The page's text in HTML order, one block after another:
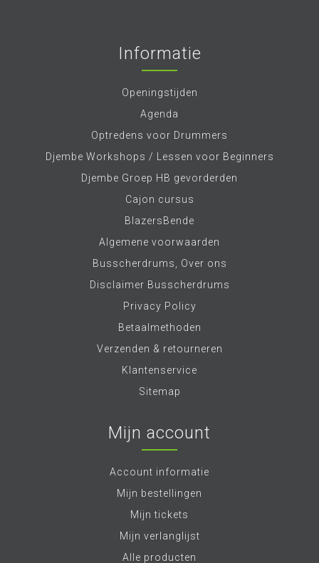
Informatie
Openingstijden
Agenda
Optredens voor Drummers
Djembe Workshops / Lessen voor Beginners
Djembe Groep HB gevorderden
Cajon cursus
BlazersBende
Algemene voorwaarden
Busscherdrums, Over ons
Disclaimer Busscherdrums
Privacy Policy
Betaalmethoden
Verzenden & retourneren
Klantenservice
Sitemap
Mijn account
Account informatie
Mijn bestellingen
Mijn tickets
Mijn verlanglijst
Alle producten